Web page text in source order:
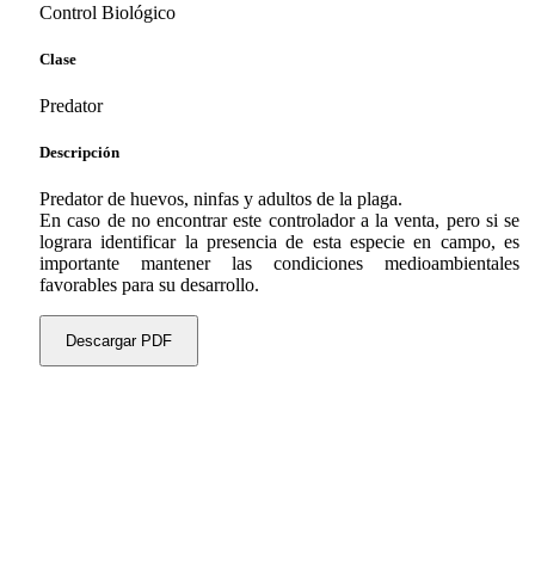
Control Biológico
Clase
Predator
Descripción
Predator de huevos, ninfas y adultos de la plaga.
En caso de no encontrar este controlador a la venta, pero si se
lograra identificar la presencia de esta especie en campo, es
importante mantener las condiciones medioambientales
favorables para su desarrollo.
Descargar PDF